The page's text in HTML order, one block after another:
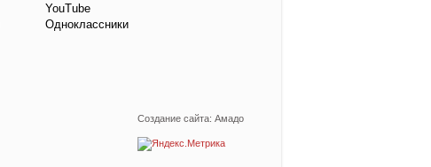
YouTube
Одноклассники
Создание сайта: Амадо